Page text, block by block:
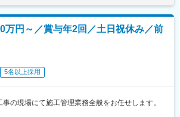
ラスして、個人で設定できる「フレキシブル休
2024年度は14日間。日数は年度によって前後し
た、産前産後休暇、育児休職は法に則った取得が
せ、開発組織の拡大とプロダクト戦略の強化が急
、この変革をリードできるプロダクト開発責任者
拡大期にあり、以下の課題があります。
チームビルディング
だけでなく、根本的課題解決志向によるプロダク
の金額であり、選考を通じて上下する可能性があ
額)は固定手当を含めた表記です。
万円～／賞与年2回／土日祝休み／前
5名以上採用
事の現場にて施工管理業務全般をお任せします。